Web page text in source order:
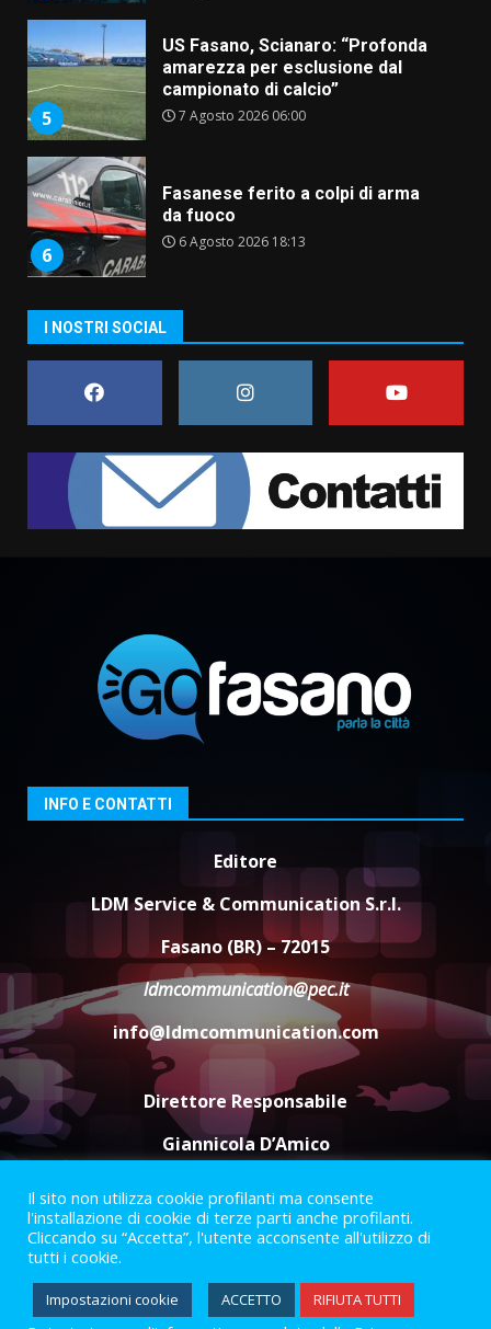
5
US Fasano, Scianaro: “Profonda
amarezza per esclusione dal
campionato di calcio”
7 Agosto 2026 06:00
6
Fasanese ferito a colpi di arma
da fuoco
6 Agosto 2026 18:13
di aperture straordinarie del
Comune di Fasano
6 Agosto 2026 14:16
1
La Banda Città di Fasano apre
ufficialmente la Festa di
Savelletri
8 Agosto 2026 11:00
Santis
8 Agosto 2026 07:30
3
Politiche Giovanili e Mobilità
Sostenibile: premiati gli studenti
giusta”
“I Contestatori: Musica di
Rivoluzione”: nuovo
appuntamento con “Fasano in
7 Agosto 2026 06:05
US Fasano, Scianaro: “Profonda
amarezza per esclusione dal
campionato di calcio”
7 Agosto 2026 06:00
I NOSTRI SOCIAL
INFO E CONTATTI
Editore
LDM Service & Communication S.r.l.
Fasano (BR) – 72015
ldmcommunication@pec.it
info@ldmcommunication.com
Direttore Responsabile
Giannicola D’Amico
Termini e Condizioni
Privacy Policy
Informazioni Legali
Facebook
Instagram
Youtube
Il sito non utilizza cookie profilanti ma consente
l'installazione di cookie di terze parti anche profilanti.
Cliccando su “Accetta”, l'utente acconsente all'utilizzo di
tutti i cookie.
Impostazioni cookie ACCETTO RIFIUTA TUTTI